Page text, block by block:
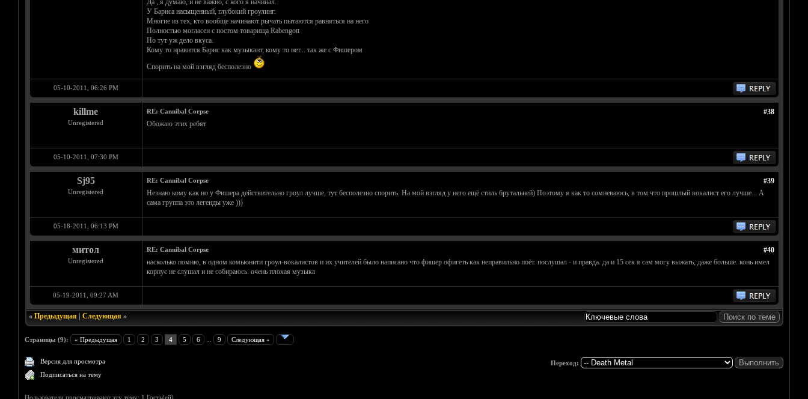
Да , я думаю, и не важно, с кого я начинал.
У Барнса насыщенный, глубокий гроулинг.
Многие из тех, кто вообще начинают рычать пытаются равняться на него
Полностью могласен с постом товарища Rabengott
Но тут уж дело вкуса.
Кому то нравится Барнс как музыкант, кому то нет... так же с Фишером
Спорить на мой взгляд бесполезно
05-10-2011, 06:26 PM
killme
Unregistered
#38
RE: Cannibal Corpse
Обожаю этих ребят
05-10-2011, 07:30 PM
Sj95
Unregistered
#39
RE: Cannibal Corpse
Незнаю кому как но у Фишера действительно гроул лучше, тут бесполезно спорить. На мой взгляд у него ещё стиль брутальней) Поэтому я как то сомневаюсь, в том что прошлый вокалист его лучше... А
сама группа это легенды уже )))
05-18-2011, 06:13 PM
митол
Unregistered
#40
RE: Cannibal Corpse
насколько помню, в одном комьюнити гроул-вокалистов и их учителей было написано что фишер офигеть как неправильно поёт. послушал - и правда. да и 15 сек я сам могу выжать, даже больше. конь имел
корпус не слушал и не собираюсь. очень плохая музыка
05-19-2011, 09:27 AM
« Предыдущая| Следующая»
Страницы (9): « Предыдущая 1 2 3 4 5 6 9 Следующая »
Версия для просмотра
Подписаться на тему
Переход:
Пользователи просматривают эту тему: 1 Гость(ей)